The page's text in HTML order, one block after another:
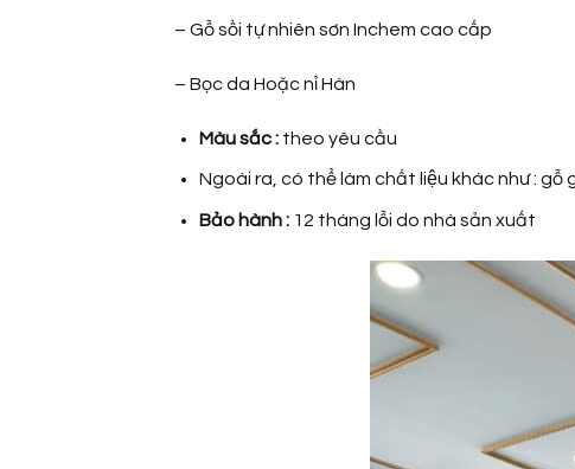
– Gỗ sồi tự nhiên sơn Inchem cao cấp
– Bọc da Hoặc nỉ Hàn
Màu sắc : theo yêu cầu
Ngoài ra, có thể làm chất liệu khác như :
Bảo hành :12 tháng lỗi do nhà sản xuất